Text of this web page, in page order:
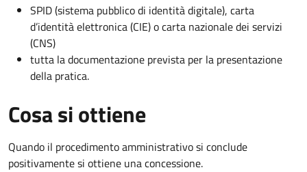
SPID (sistema pubblico di identità digitale), carta
d’identità elettronica (CIE) o carta nazionale dei servizi
(CNS)
tutta la documentazione prevista per la presentazione
della pratica.
Cosa si ottiene
Quando il procedimento amministrativo si conclude
positivamente si ottiene una concessione.